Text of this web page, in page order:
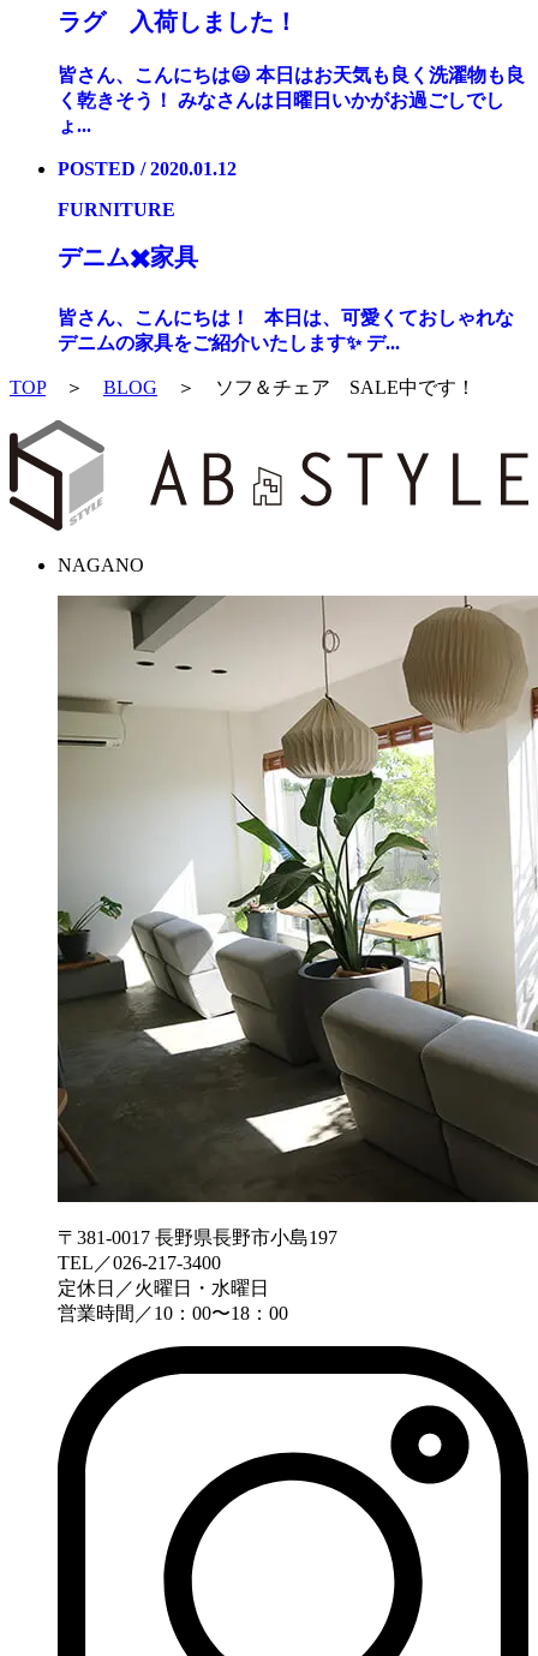
ラグ 入荷しました！
皆さん、こんにちは😃 本日はお天気も良く洗濯物も良
く乾きそう！ みなさんは日曜日いかがお過ごしでし
ょ...
POSTED / 2020.01.12
FURNITURE
デニム✖️家具
皆さん、こんにちは！ 本日は、可愛くておしゃれな
デニムの家具をご紹介いたします✨ デ...
TOP＞ BLOG ＞ ソフ＆チェア SALE中です！
NAGANO
〒381-0017 長野県長野市小島197
TEL／026-217-3400
定休日／火曜日・水曜日
営業時間／10：00〜18：00